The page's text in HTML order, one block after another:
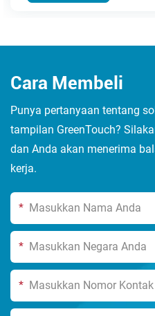
Cara Membeli
Punya pertanyaan tentang
tampilan GreenTouch?
dan Anda akan menerima
kerja.
*
*
*